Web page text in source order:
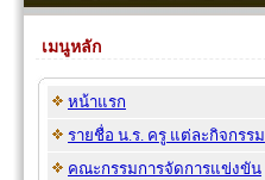
เมนูหลัก
หน้าแรก
รายชื่อ น.ร. ครู แต่ละกิจกรรม
คณะกรรมการจัดการแข่งขัน